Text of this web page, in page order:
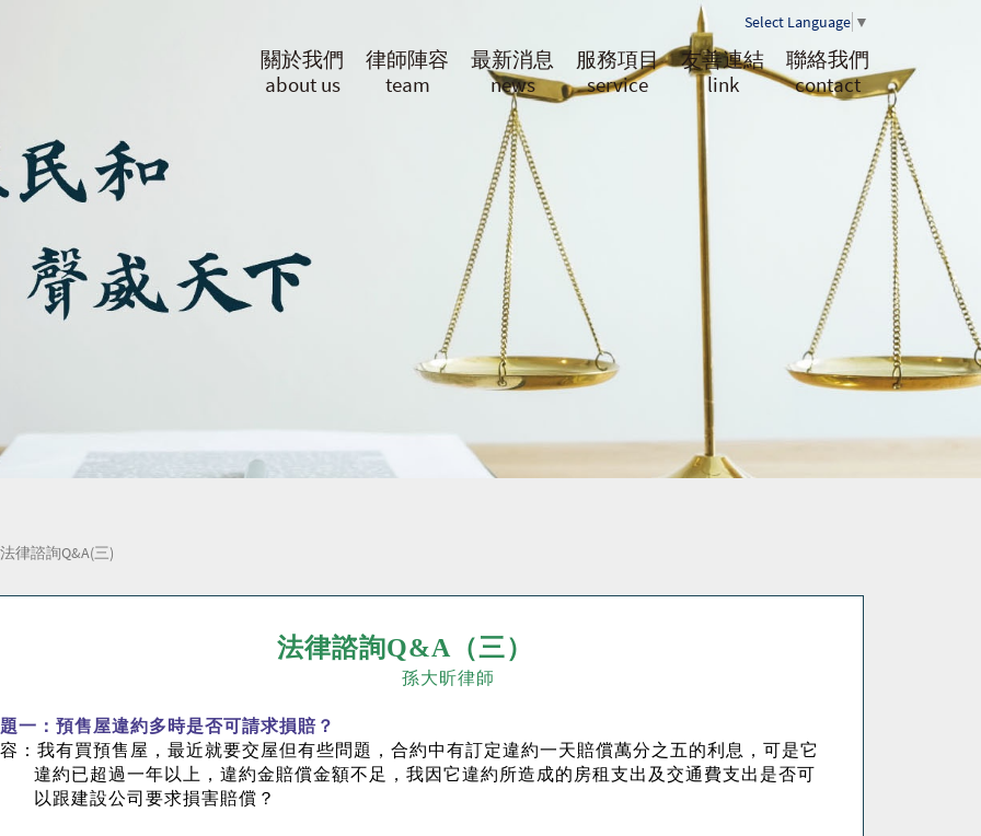
Select Language ▼
關於我們
about us
律師陣容
team
最新消息
news
服務項目
service
友善連結
link
聯絡我們
contact
法律諮詢Q&A(三)
法律諮詢Q&A （三）
孫大昕律師
一：預售屋違約多時是否可請求損賠？
：我有買預售屋，最近就要交屋但有些問題，合約中有訂定違約一天賠償萬分之五的利息，可是它
違約已超過一年以上，違約金賠償金額不足，我因它違約所造成的房租支出及交通費支出是否可
以跟建設公司要求損害賠償？